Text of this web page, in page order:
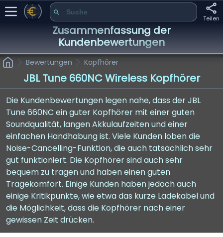
Teilen
Zusammenfassung der
Kundenbewertungen
Bewertungen Kopfhörer
JBL Tune 660NC Wireless Kopfhörer
Die Kundenbewertungen legen nahe, dass der JBL
Tune 660NC ein guter Kopfhörer mit einer guten
Soundqualität, langen Akkulaufzeiten und einer
einfachen Handhabung ist. Viele Kunden loben die
Noise-Cancelling-Funktion, die auch tatsächlich sehr
gut funktioniert. Die Kopfhörer sind auch sehr
bequem zu tragen und haben einen guten
Tragekomfort. Einige Kunden haben jedoch auch
einige Kritikpunkte, wie etwa das kurze Ladekabel und
die Möglichkeit, dass die Kopfhörer nach einer
gewissen Zeit drücken.